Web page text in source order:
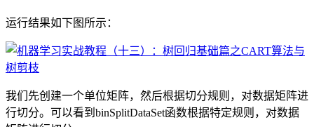
运行结果如下图所示：
我们先创建一个单位矩阵，然后根据切分规则，对数据矩阵进
行切分。可以看到binSplitDataSet函数根据特定规则，对数据